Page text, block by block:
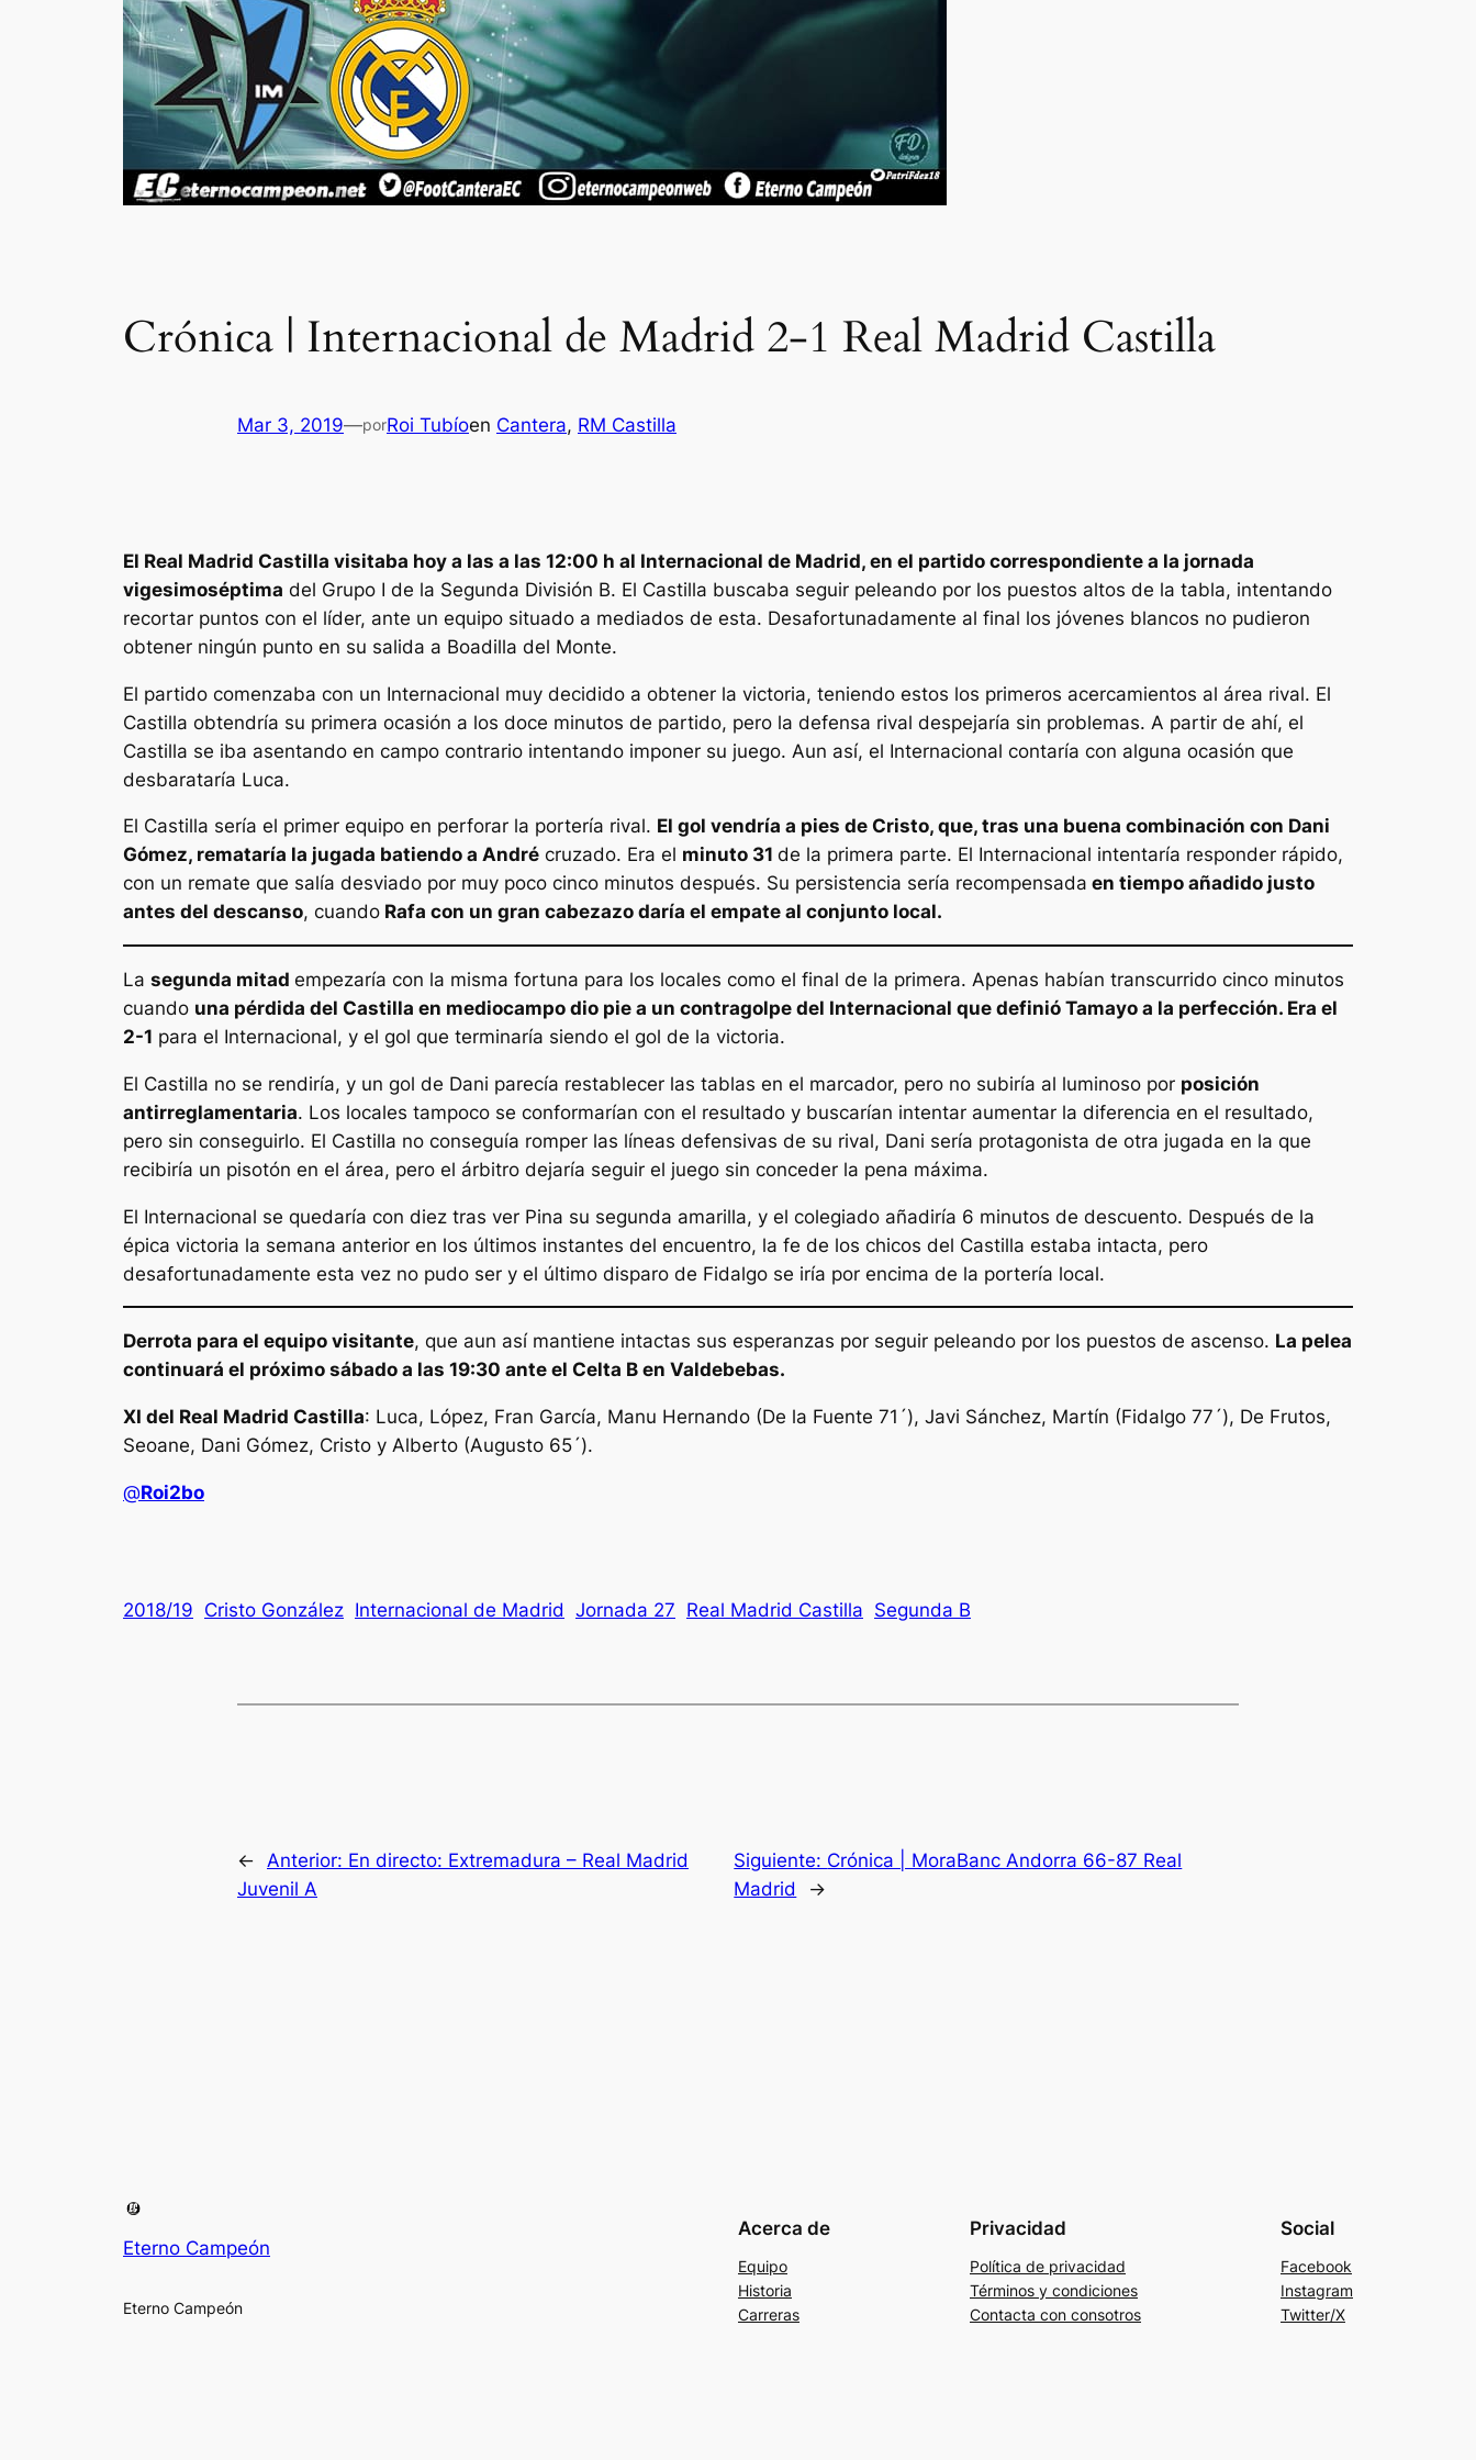
Crónica | Internacional de Madrid 2-1 Real Madrid Castilla
Mar 3, 2019—porRoi Tubíoen Cantera, RM Castilla
El Real Madrid Castilla visitaba hoy a las a las 12:00 h al Internacional de Madrid, en el partido correspondiente a la jornada
vigesimoséptima del Grupo I de la Segunda División B. El Castilla buscaba seguir peleando por los puestos altos de la tabla, intentando
recortar puntos con el líder, ante un equipo situado a mediados de esta. Desafortunadamente al final los jóvenes blancos no pudieron
obtener ningún punto en su salida a Boadilla del Monte.
El partido comenzaba con un Internacional muy decidido a obtener la victoria, teniendo estos los primeros acercamientos al área rival. El
Castilla obtendría su primera ocasión a los doce minutos de partido, pero la defensa rival despejaría sin problemas. A partir de ahí, el
Castilla se iba asentando en campo contrario intentando imponer su juego. Aun así, el Internacional contaría con alguna ocasión que
desbarataría Luca.
El Castilla sería el primer equipo en perforar la portería rival. El gol vendría a pies de Cristo, que, tras una buena combinación con Dani
Gómez, remataría la jugada batiendo a André cruzado. Era el minuto 31 de la primera parte. El Internacional intentaría responder rápido,
con un remate que salía desviado por muy poco cinco minutos después. Su persistencia sería recompensada en tiempo añadido justo
antes del descanso, cuando Rafa con un gran cabezazo daría el empate al conjunto local.
La segunda mitad empezaría con la misma fortuna para los locales como el final de la primera. Apenas habían transcurrido cinco minutos
cuando una pérdida del Castilla en mediocampo dio pie a un contragolpe del Internacional que definió Tamayo a la perfección. Era el
2-1 para el Internacional, y el gol que terminaría siendo el gol de la victoria.
El Castilla no se rendiría, y un gol de Dani parecía restablecer las tablas en el marcador, pero no subiría al luminoso por posición
antirreglamentaria. Los locales tampoco se conformarían con el resultado y buscarían intentar aumentar la diferencia en el resultado,
pero sin conseguirlo. El Castilla no conseguía romper las líneas defensivas de su rival, Dani sería protagonista de otra jugada en la que
recibiría un pisotón en el área, pero el árbitro dejaría seguir el juego sin conceder la pena máxima.
El Internacional se quedaría con diez tras ver Pina su segunda amarilla, y el colegiado añadiría 6 minutos de descuento. Después de la
épica victoria la semana anterior en los últimos instantes del encuentro, la fe de los chicos del Castilla estaba intacta, pero
desafortunadamente esta vez no pudo ser y el último disparo de Fidalgo se iría por encima de la portería local.
Derrota para el equipo visitante, que aun así mantiene intactas sus esperanzas por seguir peleando por los puestos de ascenso. La pelea
continuará el próximo sábado a las 19:30 ante el Celta B en Valdebebas.
XI del Real Madrid Castilla: Luca, López, Fran García, Manu Hernando (De la Fuente 71´), Javi Sánchez, Martín (Fidalgo 77´), De Frutos,
Seoane, Dani Gómez, Cristo y Alberto (Augusto 65´).
@Roi2bo
2018/19 Cristo González Internacional de Madrid Jornada 27 Real Madrid Castilla Segunda B
← Anterior: En directo: Extremadura – Real Madrid
Juvenil A
Siguiente: Crónica | MoraBanc Andorra 66-87 Real
Madrid
→
Eterno Campeón
Eterno Campeón
Acerca de
Equipo
Historia
Carreras
Privacidad
Política de privacidad
Términos y condiciones
Contacta con consotros
Social
Facebook
Instagram
Twitter/X